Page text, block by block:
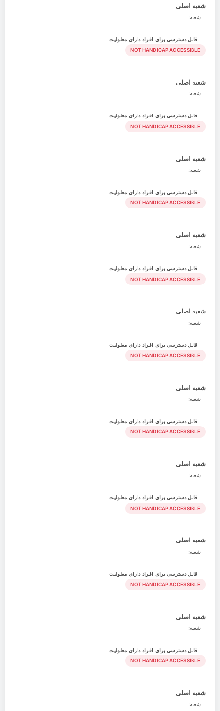
شعبه اصلی
شعبه:
قابل دسترسی برای افراد دارای معلولیت
NOT HANDICAP ACCESSIBLE
شعبه اصلی
شعبه:
قابل دسترسی برای افراد دارای معلولیت
NOT HANDICAP ACCESSIBLE
شعبه اصلی
شعبه:
قابل دسترسی برای افراد دارای معلولیت
NOT HANDICAP ACCESSIBLE
شعبه اصلی
شعبه:
قابل دسترسی برای افراد دارای معلولیت
NOT HANDICAP ACCESSIBLE
شعبه اصلی
شعبه:
قابل دسترسی برای افراد دارای معلولیت
NOT HANDICAP ACCESSIBLE
شعبه اصلی
شعبه:
قابل دسترسی برای افراد دارای معلولیت
NOT HANDICAP ACCESSIBLE
شعبه اصلی
شعبه:
قابل دسترسی برای افراد دارای معلولیت
NOT HANDICAP ACCESSIBLE
شعبه اصلی
شعبه:
قابل دسترسی برای افراد دارای معلولیت
NOT HANDICAP ACCESSIBLE
شعبه اصلی
شعبه:
قابل دسترسی برای افراد دارای معلولیت
NOT HANDICAP ACCESSIBLE
شعبه اصلی
شعبه: